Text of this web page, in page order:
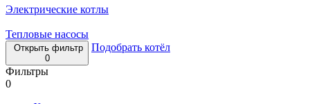
Электрические котлы
Тепловые насосы
Открыть фильтр
0
Подобрать котёл
Фильтры
0